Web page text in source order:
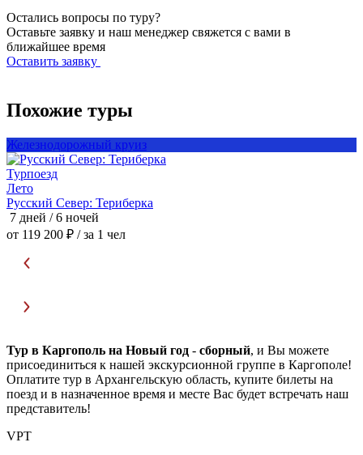
Остались вопросы по туру?
Оставьте заявку и наш менеджер свяжется с вами в
ближайшее время
Оставить заявку
Похожие туры
Железнодорожный круиз
Турпоезд
Лето
Русский Север: Териберка
7 дней / 6 ночей
от 119 200 ₽ / за 1 чел
Тур в Каргополь на Новый год - сборный, и Вы можете
присоединиться к нашей экскурсионной группе в Каргополе!
Оплатите тур в Архангельскую область, купите билеты на
поезд и в назначенное время и месте Вас будет встречать наш
представитель!
VPT